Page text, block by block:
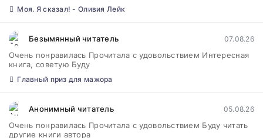
Моя. Я сказал! - Оливия Лейк
Безымянный читатель 07.08.26
Очень понравилась Прочитала с удовольствием Интересная
книга, советую Буду
Главный приз для мажора
Анонимный читатель 05.08.26
Очень понравилась Прочитала с удовольствием Буду читать
другие книги автора